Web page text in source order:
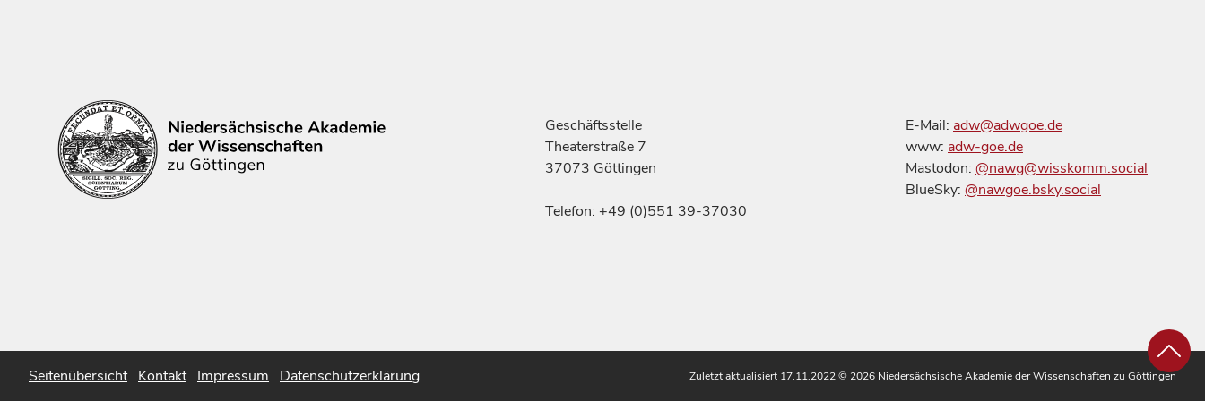
Geschäftsstelle
Theaterstraße 7
37073 Göttingen
Telefon: +49 (0)551 39-37030
E-Mail: adw@adwgoe.de
www: adw-goe.de
Mastodon: @nawg@wisskomm.social
BlueSky: @nawgoe.bsky.social
Seitenübersicht Kontakt Impressum Datenschutzerklärung Zuletzt aktualisiert 17.11.2022© 2026 Niedersächsische Akademie der Wissenschaften zu Göttingen